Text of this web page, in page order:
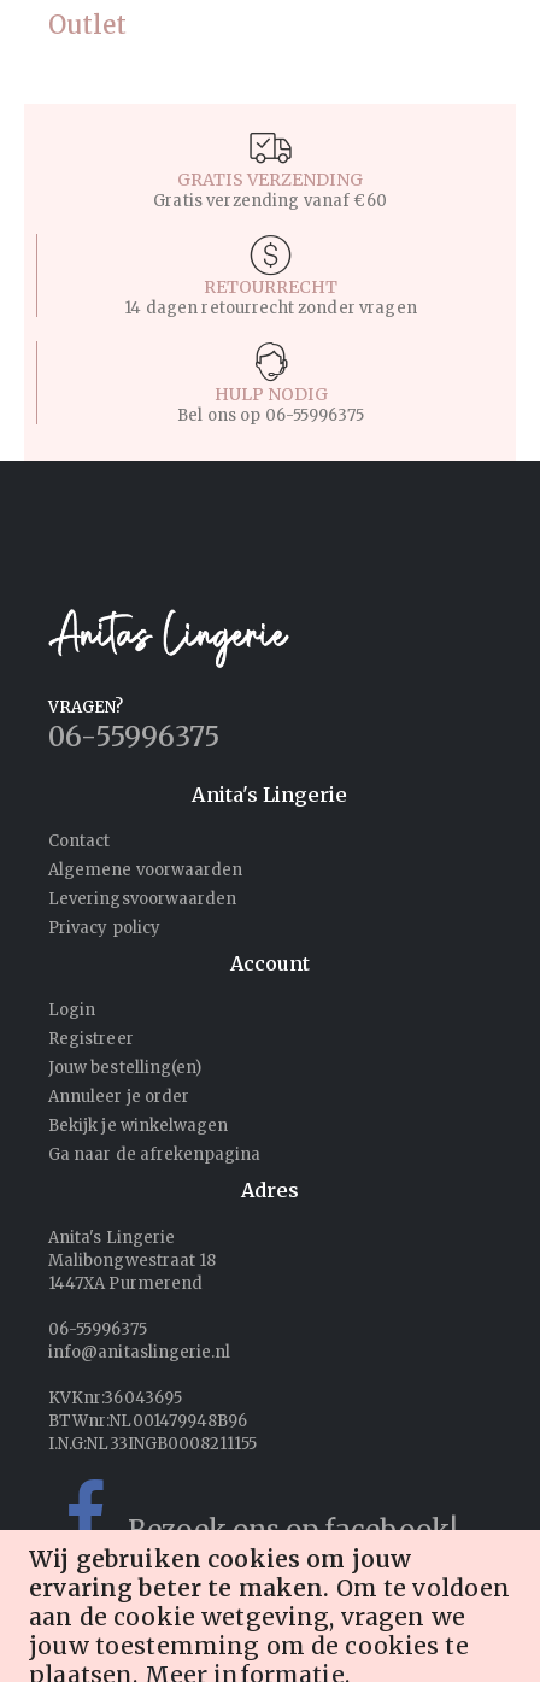
Wij gebruiken cookies om jouw
ervaring beter te maken. Om te voldoen
aan de cookie wetgeving, vragen we
jouw toestemming om de cookies te
plaatsen. Meer informatie.
Outlet
GRATIS VERZENDING
Gratis verzending vanaf €60
RETOURRECHT
14 dagen retourrecht zonder vragen
HULP NODIG
Bel ons op 06-55996375
VRAGEN?
06-55996375
Anita's Lingerie
Contact
Algemene voorwaarden
Leveringsvoorwaarden
Privacy policy
Account
Login
Registreer
Jouw bestelling(en)
Annuleer je order
Bekijk je winkelwagen
Ga naar de afrekenpagina
Adres
Anita's Lingerie
Malibongwestraat 18
1447XA Purmerend
06-55996375
info@anitaslingerie.nl
KVKnr:36043695
BTWnr:NL001479948B96
I.N.G:NL33INGB0008211155
Bezoek ons op facebook!
Volg ons op Instagram!